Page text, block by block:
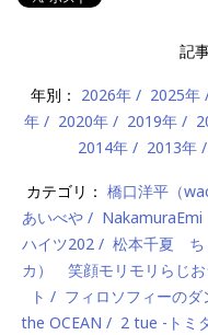
記
年別： 2026年 2025年
年
2020年 2019年
2014年
2013年
カテゴリ： 橋口洋平（
あいべや
ハイツ202
松本千夏 ち
カ） 笑顔モリモリらじ
ト
フィロソフィーの
the OCEAN
2 tue -トミ